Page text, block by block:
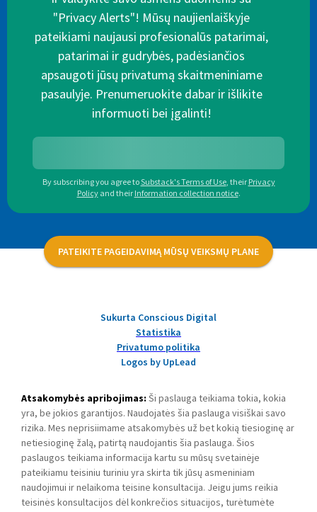
"Privacy Alerts"! Mūsų naujienlaiškyje
pateikiami naujausi profesionalūs patarimai,
patarimai ir gudrybės, padėsiančios
apsaugoti jūsų privatumą skaitmeniniame
pasaulyje. Prenumeruokite dabar ir išlikite
informuoti bei įgalinti!
By subscribing you agree toSubstack's Terms of Use, their Privacy
Policy and their Information collection notice.
PATEIKITE PAGEIDAVIMĄ MŪSŲ VEIKSMŲ PLANE
Sukurta Conscious Digital
Statistika
Privatumo politika
Logos by UpLead
Atsakomybės apribojimas: Ši paslauga teikiama tokia, kokia
yra, be jokios garantijos. Naudojatės šia paslauga visiškai savo
rizika. Mes neprisiimame atsakomybės už bet kokią tiesioginę ar
netiesioginę žalą, patirtą naudojantis šia paslauga. Šios
paslaugos teikiama informacija kartu su mūsų svetainėje
pateikiamu teisiniu turiniu yra skirta tik jūsų asmeniniam
naudojimui ir nelaikoma teisine konsultacija. Jeigu jums reikia
teisinės konsultacijos dėl konkrečios situacijos, turėtumėte